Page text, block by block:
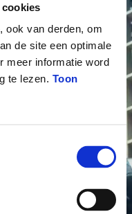
ook van derden, om
de site een optimale
meer informatie word
te lezen. Toon